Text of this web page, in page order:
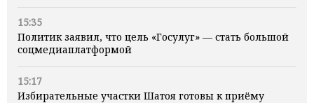
15:35
Политик заявил, что цель «Госулуг» — стать большой
соцмедиаплатформой
15:17
Избирательные участки Шатоя готовы к приёму